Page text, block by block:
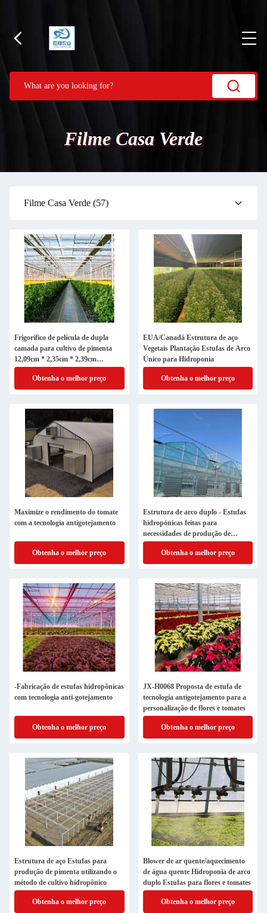
Filme Casa Verde
Filme Casa Verde (57)
Frigorífico de película de dupla
camada para cultivo de pimenta
12,09cm * 2,35cm * 2,39cm
Tamanho do pacote
Obtenha o melhor preço
EUA/Canadá Estrutura de aço
Vegetais Plantação Estufas de Arco
Único para Hidroponia
Obtenha o melhor preço
Maximize o rendimento do tomate
com a tecnologia antigotejamento
Obtenha o melhor preço
Estrutura de arco duplo - Estufas
hidropónicas feitas para
necessidades de produção de
agricultura mista
Obtenha o melhor preço
-Fabricação de estufas hidropônicas
com tecnologia anti-gotejamento
Obtenha o melhor preço
JX-H0068 Proposta de estufa de
tecnologia antigotejamento para a
personalização de flores e tomates
Obtenha o melhor preço
Estrutura de aço Estufas para
produção de pimenta utilizando o
método de cultivo hidropônico
Obtenha o melhor preço
Blower de ar quente/aquecimento
de água quente Hidroponia de arco
duplo Estufas para flores e tomates
Obtenha o melhor preço